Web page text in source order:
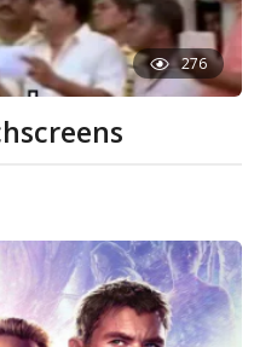
276